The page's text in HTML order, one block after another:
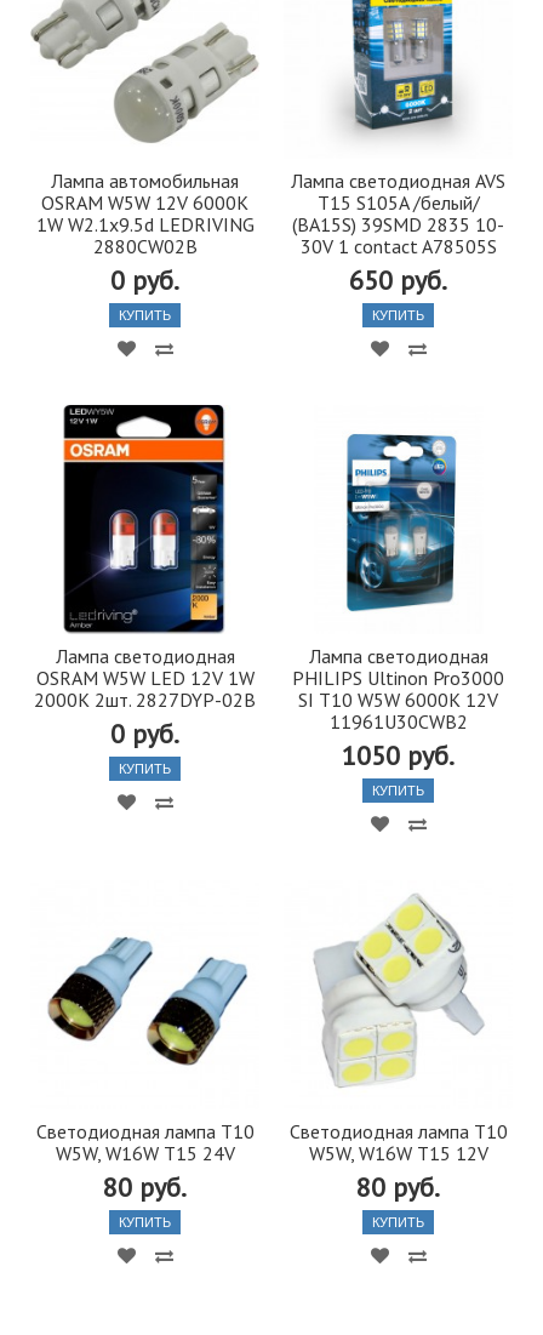
Лампа автомобильная
OSRAM W5W 12V 6000K
1W W2.1x9.5d LEDRIVING
2880CW02B
0 руб.
КУПИТЬ
Лампа светодиодная AVS
T15 S105A /белый/
(BA15S) 39SMD 2835 10-
30V 1 contact A78505S
650 руб.
КУПИТЬ
Лампа светодиодная
OSRAM W5W LED 12V 1W
2000K 2шт. 2827DYP-02B
0 руб.
КУПИТЬ
Лампа светодиодная
PHILIPS Ultinon Pro3000
SI T10 W5W 6000K 12V
11961U30CWB2
1050 руб.
КУПИТЬ
Светодиодная лампа T10
W5W, W16W T15 24V
80 руб.
КУПИТЬ
Светодиодная лампа T10
W5W, W16W T15 12V
80 руб.
КУПИТЬ